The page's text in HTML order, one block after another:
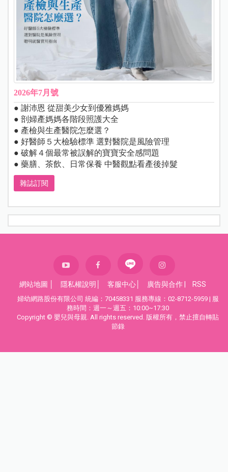
2026年7月號
● 謝沛恩 從甜美少女到優雅媽媽
● 剖婦產媽媽各階段照護大全
● 產檢與生產醫院怎麼選？
● 好醫師５大檢驗標準 選對醫院是風險管理
● 破解４個最常被誤解的寶寶安全感問題
● 藥膳、茶飲、日常保養 中醫觀點看產後掉髮
雜誌訂閱
網站地圖 隱私權說明 客服中心 廣告與合作 RSS
婦幼網路股份有限公司 統編：70458331 服務專線：02-8712-5959 | 服
務時間：週一～週五：10:00~17:30
Copyright © 嬰兒與母親. All rights reserved. 版權所有，禁止擅自轉貼
節錄